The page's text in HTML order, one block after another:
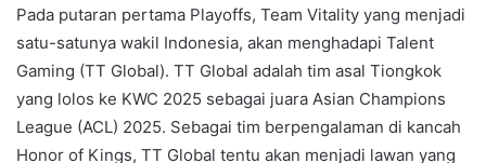
Pada putaran pertama Playoffs, Team Vitality yang menjadi
satu-satunya wakil Indonesia, akan menghadapi Talent
Gaming (TT Global). TT Global adalah tim asal Tiongkok
yang lolos ke KWC 2025 sebagai juara Asian Champions
League (ACL) 2025. Sebagai tim berpengalaman di kancah
Honor of Kings, TT Global tentu akan menjadi lawan yang